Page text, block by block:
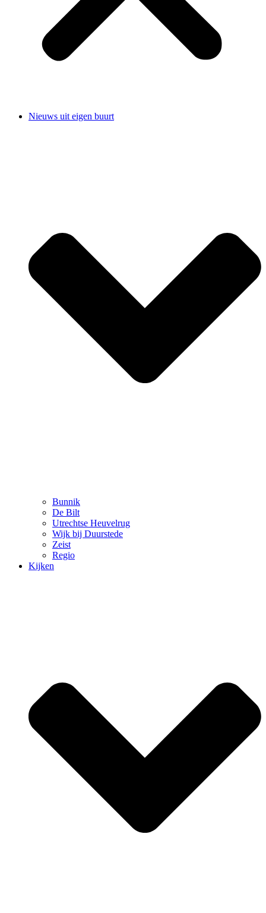
Nieuws uit eigen buurt
Bunnik
De Bilt
Utrechtse Heuvelrug
Wijk bij Duurstede
Zeist
Regio
Kijken